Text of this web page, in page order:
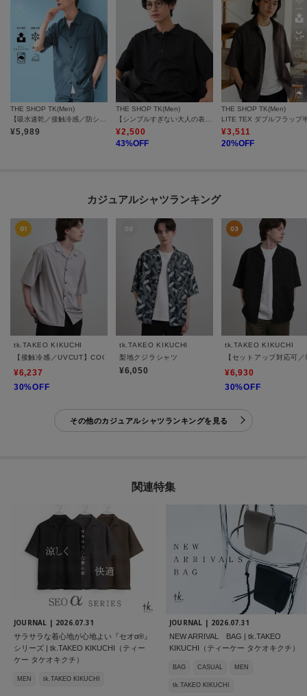
THE SHOP TK(Men)
【吸水速乾／接触冷感／防シワ／マシンウォッシャブル】ハイドロクール 半袖シャツ
¥5,989
THE SHOP TK(Men)
【シンプルすぎない大人の表情】ケーブルフクレポロシャツ 吸水速乾/UVケア/洗濯機OK
¥2,500
43%OFF
THE SHOP TK(Men)
¥3,511
20%OFF
カジュアルシャツランキング
tk.TAKEO KIKUCHI
【接触冷感／UVCUT】COOL PLAY開襟シャツ
¥6,237
30%OFF
tk.TAKEO KIKUCHI
梨地クジラシャツ
¥6,050
tk.TAKEO KIKUCHI
【セットアップ対応可
¥6,930
30%OFF
その他のカジュアルシャツランキングを見る
関連特集
JOURNAL | 2026.07.31
サラサラな着心地が心地よい『セオα®』
シリーズ | tk.TAKEO KIKUCHI（ティー
ケー タケオキクチ）
MEN tk.TAKEO KIKUCHI
JOURNAL | 2026.07.31
NEW ARRIVAL BAG | tk.TAKEO
KIKUCHI（ティーケー タケオキクチ）
BAG CASUAL MEN
tk.TAKEO KIKUCHI